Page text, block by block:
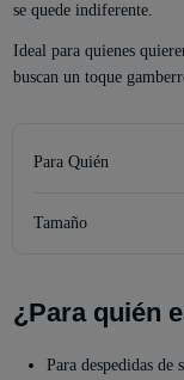
se quede indiferente.
Ideal para quienes
buscan un toque
Para Quién
Tamaño
¿Para quién
Para despedidas de